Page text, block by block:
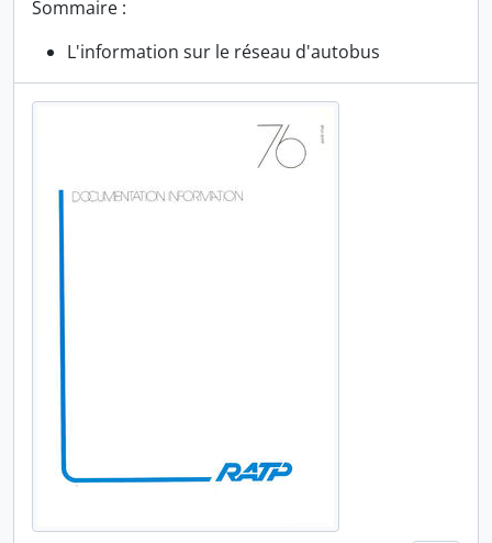
Sommaire :
L'information sur le réseau d'autobus